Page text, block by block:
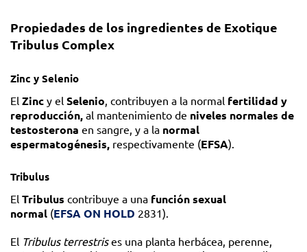
Propiedades de los ingredientes de Exotique
Tribulus Complex
Zinc y Selenio
El Zinc y el Selenio , contribuyen a la normal fertilidad y
reproducción, al mantenimiento de niveles normales de
testosterona en sangre, y a la normal
espermatogénesis, respectivamente (EFSA).
Tribulus
El Tribulus contribuye a una función sexual
normal (EFSA ON HOLD 2831).
El Tribulus terrestrises una planta herbácea, perenne,